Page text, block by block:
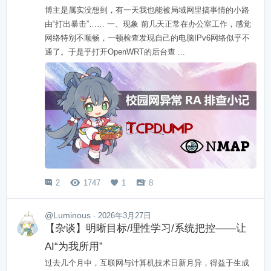
博主是属实没想到，有一天我也能被局域网里搞事情的小路
由“打出暴击”…… 一、现象 前几天正常在办公室工作，感觉
网络特别不顺畅，一顿检查发现自己的电脑IPv6网络似乎不
通了。于是乎打开OpenWRT的后台查 ...
 2  1747  1  8
@Luminous · 2026年3月27日
【杂谈】明晰目标/理性学习/系统把控——让
AI“为我所用”
过去几个月中，互联网与计算机技术日新月异，得益于生成